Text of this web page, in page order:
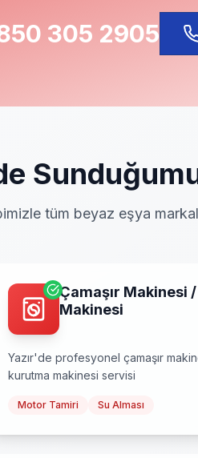
305 2905
tüm beyaz eşya
Çamaşır Makinesi
Makinesi
Yazır'de profesyonel çamaşır
kurutma makinesi servisi
Motor Tamiri Su Alması